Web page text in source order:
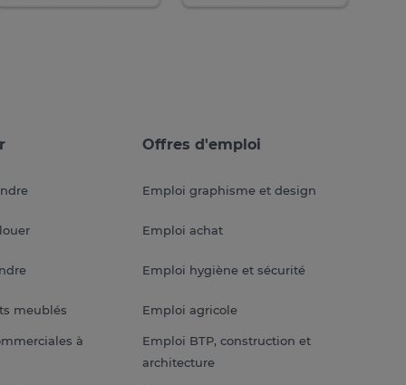
meublés
à
Offres d'emploi
Emploi graphisme et design
Emploi achat
Emploi hygiène et sécurité
Emploi agricole
Emploi BTP, construction et
architecture